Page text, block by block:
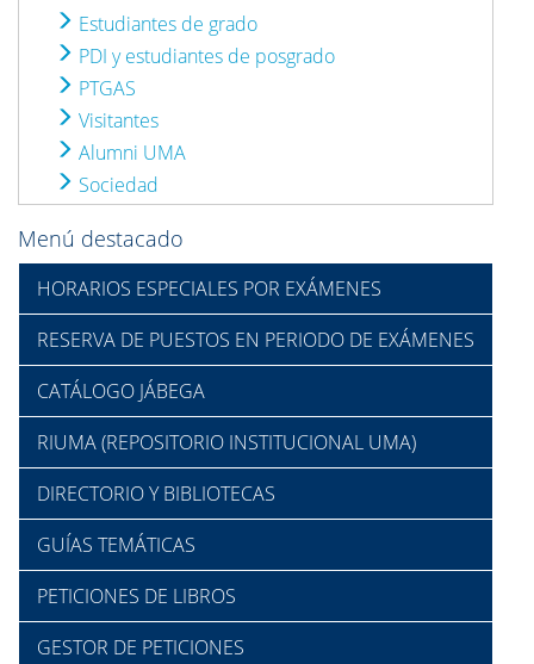
Estudiantes de grado
PDI y estudiantes de posgrado
PTGAS
Visitantes
Alumni UMA
Sociedad
Menú destacado
HORARIOS ESPECIALES POR EXÁMENES
RESERVA DE PUESTOS EN PERIODO DE EXÁMENES
CATÁLOGO JÁBEGA
RIUMA (REPOSITORIO INSTITUCIONAL UMA)
DIRECTORIO Y BIBLIOTECAS
GUÍAS TEMÁTICAS
PETICIONES DE LIBROS
GESTOR DE PETICIONES